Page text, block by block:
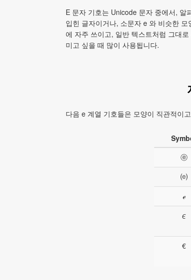
E 문자 기호는 Unicode 문자 중에서,
입힌 글자이거나, 소문자 e 와 비슷한
에 자주 쓰이고, 일반 텍스트처럼 그대
미고 싶을 때 많이 사용됩니다.
다음 e 계열 기호들은 모양이 직관적이
ⓔ
⒠
ℯ
∊
€